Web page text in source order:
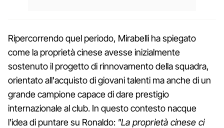
Ripercorrendo quel periodo, Mirabelli ha spiegato
come la proprietà cinese avesse inizialmente
sostenuto il progetto di rinnovamento della squadra,
orientato all'acquisto di giovani talenti ma anche di un
grande campione capace di dare prestigio
internazionale al club. In questo contesto nacque
l'idea di puntare su Ronaldo: "La proprietà cinese ci